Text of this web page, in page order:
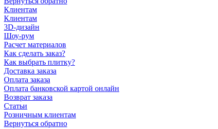
Клиентам
Клиентам
3D-дизайн
Шоу-рум
Расчет материалов
Как сделать заказ?
Как выбрать плитку?
Доставка заказа
Оплата заказа
Оплата банковской картой онлайн
Возврат заказа
Статьи
Розничным клиентам
Вернуться обратно